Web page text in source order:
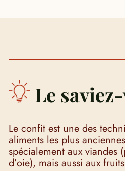
Le
Le confit est une des
aliments les plus
spécialement aux viandes
d’oie), mais aussi aux